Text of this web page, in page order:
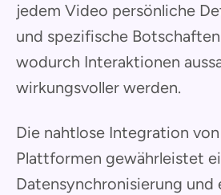
jedem Video persönliche
und spezifische
wodurch Interaktionen
wirkungsvoller werden.
Die nahtlose Integration
Plattformen gewährleistet
Datensynchronisierung